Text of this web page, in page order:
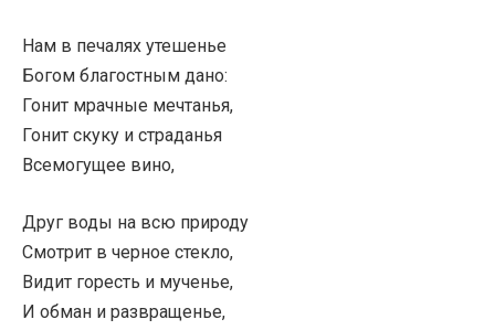
Нам в печалях утешенье
Богом благостным дано:
Гонит мрачные мечтанья,
Гонит скуку и страданья
Всемогущее вино,
Друг воды на всю природу
Смотрит в черное стекло,
Видит горесть и мученье,
И обман и развращенье,